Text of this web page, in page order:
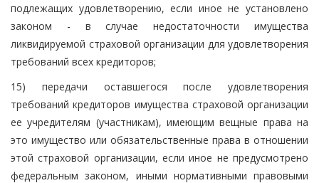
подлежащих удовлетворению, если иное не установлено
законом - в случае недостаточности имущества
ликвидируемой страховой организации для удовлетворения
требований всех кредиторов;
15) передачи оставшегося после удовлетворения
требований кредиторов имущества страховой организации
ее учредителям (участникам), имеющим вещные права на
это имущество или обязательственные права в отношении
этой страховой организации, если иное не предусмотрено
федеральным законом, иными нормативными правовыми